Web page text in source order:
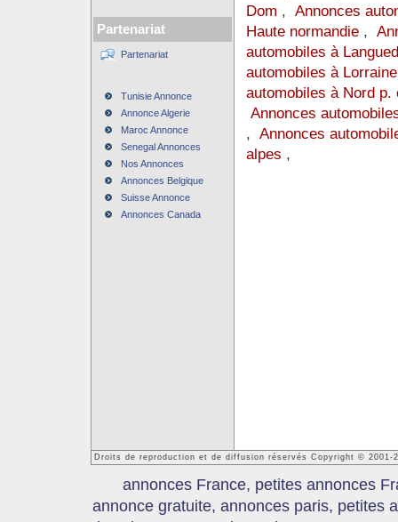
Partenariat
Partenariat
Tunisie Annonce
Annonce Algerie
Maroc Annonce
Senegal Annonces
Nos Annonces
Annonces Belgique
Suisse Annonce
Annonces Canada
Dom , Annonces
Haute normandie,
automobiles à
automobiles à Lorraine
automobiles à Nord p.
Annonces
, Annonces
alpes ,
Droits de reproduction et de diffusion réservés Copyright © 2001-
annonces France, petites annonces
annonce gratuite, annonces paris, petites